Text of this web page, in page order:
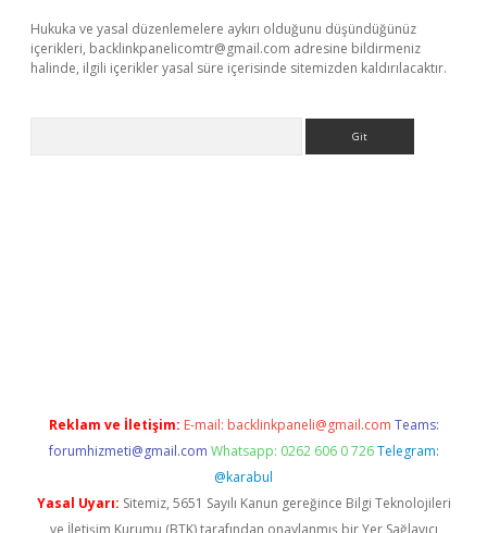
Hukuka ve yasal düzenlemelere aykırı olduğunu düşündüğünüz
içerikleri, backlinkpanelicomtr@gmail.com adresine bildirmeniz
halinde, ilgili içerikler yasal süre içerisinde sitemizden kaldırılacaktır.
Reklam ve İletişim: E-mail: backlinkpaneli@gmail.com Teams:
forumhizmeti@gmail.com Whatsapp: 0262 606 0 726 Telegram:
@karabul
Yasal Uyarı: Sitemiz, 5651 Sayılı Kanun gereğince Bilgi Teknolojileri
ve İletişim Kurumu (BTK) tarafından onaylanmış bir Yer Sağlayıcı